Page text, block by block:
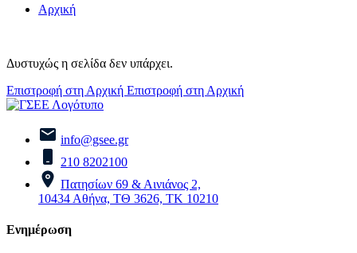
Αρχική
Δυστυχώς η σελίδα δεν υπάρχει.
Επιστροφή στη Αρχική Επιστροφή στη Αρχική
info@gsee.gr
210 8202100
Πατησίων 69 & Αινιάνος 2,
10434 Αθήνα, ΤΘ 3626, ΤΚ 10210
Ενημέρωση